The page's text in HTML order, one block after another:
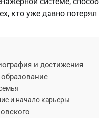
кто уже давно
и достижения
и начало карьеры